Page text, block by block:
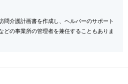
問介護計画書を作成し、ヘルパーのサポート
どの事業所の管理者を兼任することもありま